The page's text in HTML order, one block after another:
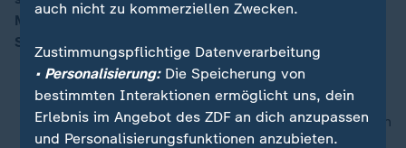
00:16
Millionen Wahlberechtigte Menschen geben allein in
Sachsen ihre Stimme ab.
nach oben
auch nicht zu kommerziellen Zwecken.
Zustimmungspflichtige Datenverarbeitung
• Personalisierung:Die Speicherung von
bestimmten Interaktionen ermöglicht uns, dein
Erlebnis im Angebot des ZDF an dich anzupassen
und Personalisierungsfunktionen anzubieten.